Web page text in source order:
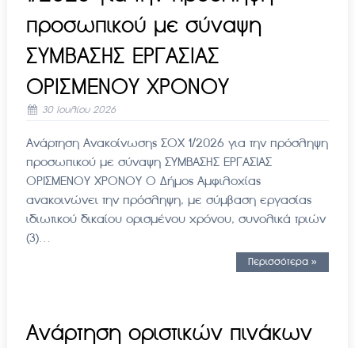
προσωπικού με σύναψη
ΣΥΜΒΑΣΗΣ ΕΡΓΑΣΙΑΣ
ΟΡΙΣΜΕΝΟΥ ΧΡΟΝΟΥ
30 Ιουλίου 2026
Ανάρτηση Ανακοίνωσης ΣΟΧ 1/2026 για την πρόσληψη
προσωπικού με σύναψη ΣΥΜΒΑΣΗΣ ΕΡΓΑΣΙΑΣ
ΟΡΙΣΜΕΝΟΥ ΧΡΟΝΟΥ Ο Δήμος Αμφιλοχίας
ανακοινώνει την πρόσληψη, με σύμβαση εργασίας
ιδιωτικού δικαίου ορισμένου χρόνου, συνολικά τριών
(3)…
Περισσότερα »
Ανάρτηση οριστικών πινάκων